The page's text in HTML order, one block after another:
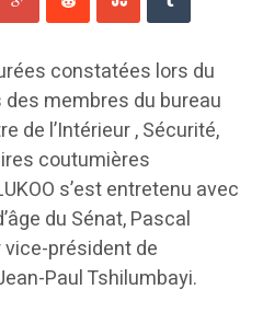
constatées lors du
membres du bureau
de l’Intérieur , Sécurité,
coutumières
s’est entretenu avec
du Sénat, Pascal
vice-président de
Paul Tshilumbayi.